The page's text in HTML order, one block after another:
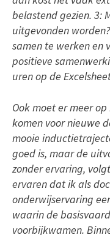
belastend gezien. 3:
uitgevonden
samen te werken en
positieve
uren op de
Ook moet er meer
komen voor nieuwe
mooie
goed is, maar de
zonder ervaring,
ervaren dat ik als
onderwijservaring
waarin de
voorbijkwamen.